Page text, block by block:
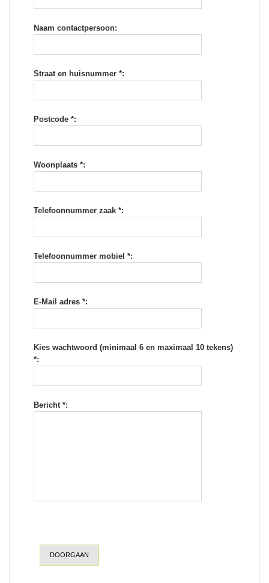
Naam contactpersoon:
Straat en huisnummer *:
Postcode *:
Woonplaats *:
Telefoonnummer zaak *:
Telefoonnummer mobiel *:
E-Mail adres *:
Kies wachtwoord (minimaal 6 en maximaal 10 tekens)
*:
Bericht *:
DOORGAAN